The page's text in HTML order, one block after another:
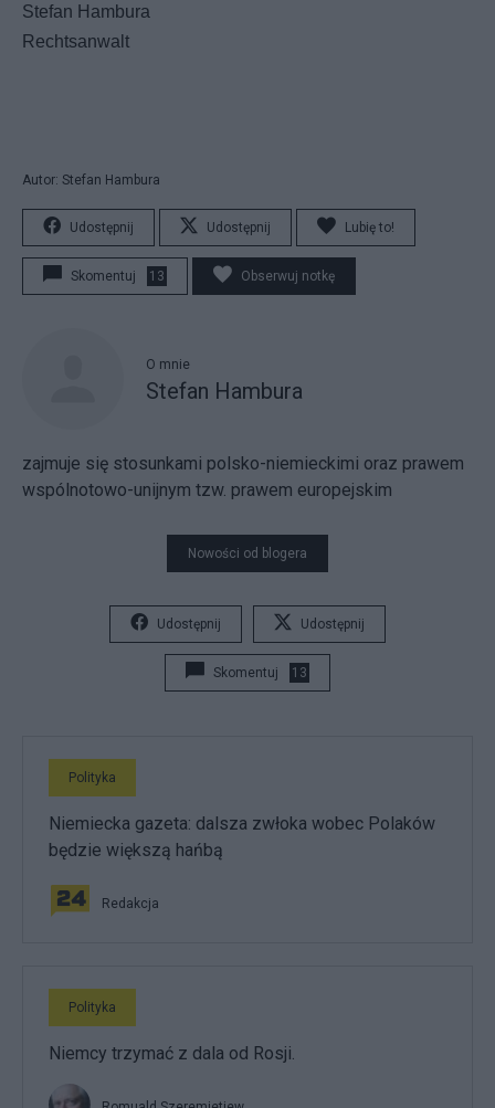
Stefan Hambura
Rechtsanwalt
Autor: Stefan Hambura
Udostępnij Udostępnij Lubię to!
Skomentuj 13 Obserwuj notkę
O mnie
Stefan Hambura
zajmuje się stosunkami polsko-niemieckimi oraz prawem
wspólnotowo-unijnym tzw. prawem europejskim
Nowości od blogera
Udostępnij Udostępnij
Skomentuj 13
Polityka
Niemiecka gazeta: dalsza zwłoka wobec Polaków
będzie większą hańbą
Redakcja
Polityka
Niemcy trzymać z dala od Rosji.